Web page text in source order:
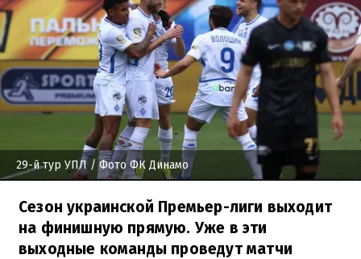
29-й тур УПЛ/ Фото ФК Динамо
Сезон украинской Премьер-лиги выходит
на финишную прямую. Уже в эти
выходные команды проведут матчи